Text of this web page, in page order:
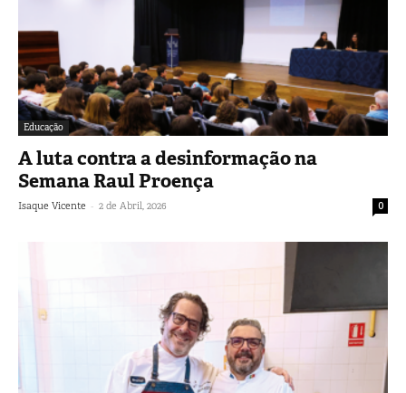
Educação
A luta contra a desinformação na
Semana Raul Proença
Isaque Vicente - 2 de Abril, 2026 0